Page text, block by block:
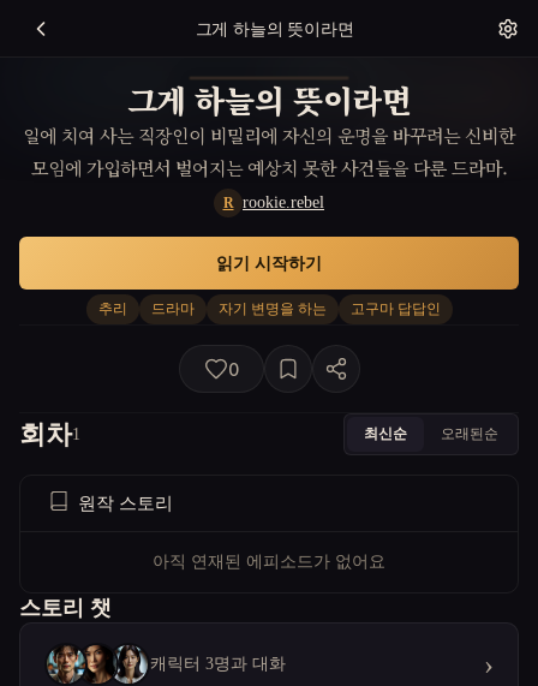
그게 하늘의 뜻이라면
그게 하늘의 뜻이라면
일에 치여 사는 직장인이 비밀리에 자신의 운명을 바꾸려는 신비한
모임에 가입하면서 벌어지는 예상치 못한 사건들을 다룬 드라마.
R rookie.rebel
추리 드라마 자기 변명을 하는 고구마 답답인
읽기 시작하기
0
회차1 최신순 오래된순
원작 스토리
아직 연재된 에피소드가 없어요
스토리 챗
캐릭터 3명과 대화 ›